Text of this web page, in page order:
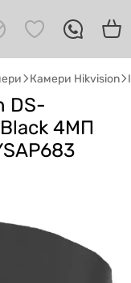
Камери Hikvision
DS-
4МП